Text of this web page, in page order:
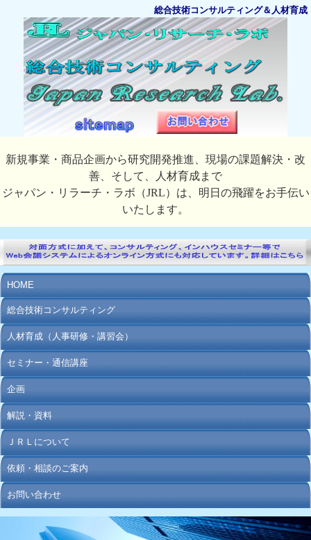
総合技術コンサルティング＆人材育成
新規事業・商品企画から研究開発推進、現場の課題解決・改
善、そして、人材育成まで
ジャパン・リラーチ・ラボ（JRL）は、明日の飛躍をお手伝い
いたします。
HOME
総合技術コンサルティング
人材育成（人事研修・講習会）
セミナー・通信講座
企画
解説・資料
ＪＲＬについて
依頼・相談のご案内
お問い合わせ